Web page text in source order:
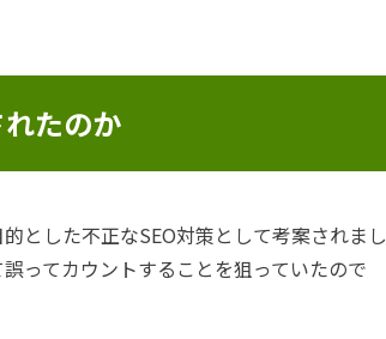
たのか
とした不正なSEO対策として考案されまし
ってカウントすることを狙っていたので